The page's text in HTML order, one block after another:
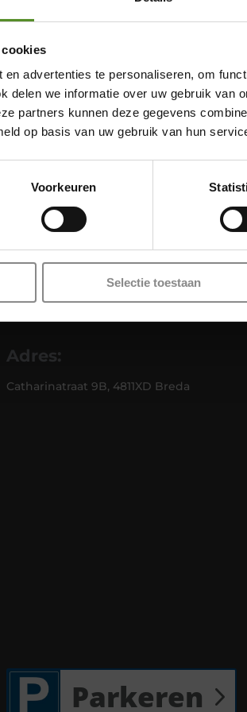
advertenties te personaliseren, om
delen we informatie over uw gebruik van
partners kunnen deze gegevens
op basis van uw gebruik van hun
Voorkeuren
Selectie toestaan
Adres:
Catharinatraat 9B, 4811XD Breda
Parkeren
Showroom Breda
Vrijdag 12:00 –
Zaterdag 12:00 –
Zondag 12:00 –